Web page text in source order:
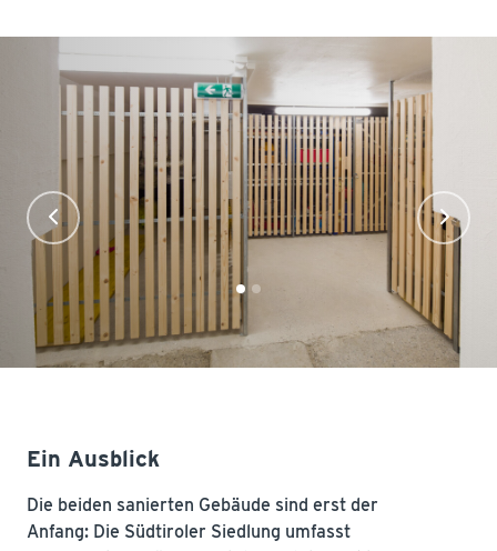
Ein Ausblick
Die beiden sanierten Gebäude sind erst der
Anfang: Die Südtiroler Siedlung umfasst